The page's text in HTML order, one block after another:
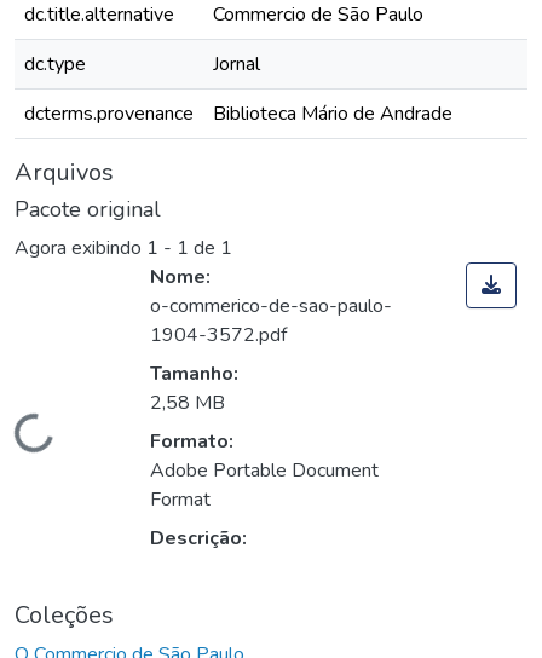
dc.title.alternative
Commercio de São Paulo
dc.type
Jornal
dcterms.provenance
Biblioteca Mário de Andrade
Arquivos
Pacote original
Agora exibindo 1 - 1 de 1
Carregando...
Nome:
o-commerico-de-sao-paulo-
1904-3572.pdf
Tamanho:
2,58 MB
Formato:
Adobe Portable Document
Format
Descrição:
Coleções